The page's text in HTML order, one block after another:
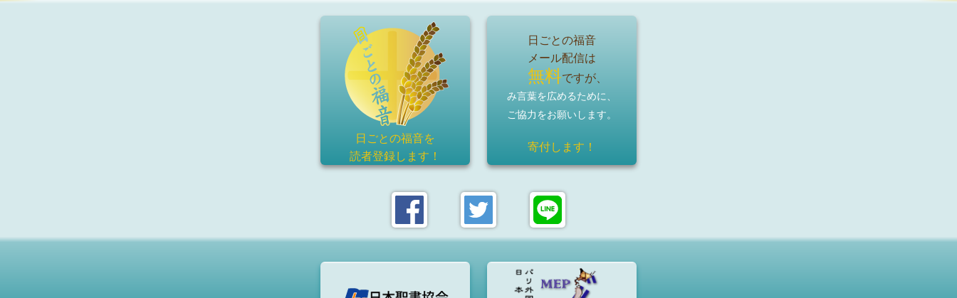
日ごとの福音を
読者登録します！
日ごとの福音
メール配信は
無料ですが、
み言葉を広めるために、
ご協力をお願いします。
寄付します！